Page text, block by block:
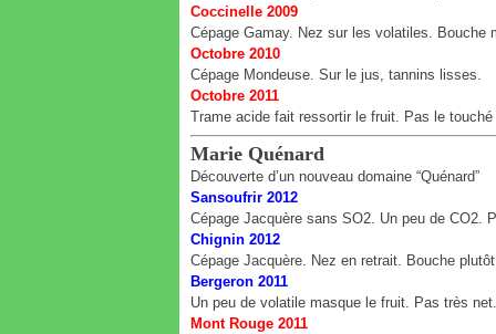
Coccinelle 2009
Cépage Gamay. Nez sur les volatiles. Bouche
Octobre 2010
Cépage Mondeuse. Sur le jus, tannins lisses.
Octobre 2011
Trame acide fait ressortir le fruit. Pas le
Marie Quénard
Découverte d’un nouveau domaine “Quénard”
Sansoufrir 2012
Cépage Jacquère sans SO2. Un peu de CO2.
Chignin 2012
Cépage Jacquère. Nez en retrait. Bouche
Bergeron 2011
Un peu de volatile masque le fruit. Pas très
Mont Rouge 2011